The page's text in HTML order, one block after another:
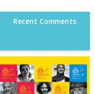
Recent Comments